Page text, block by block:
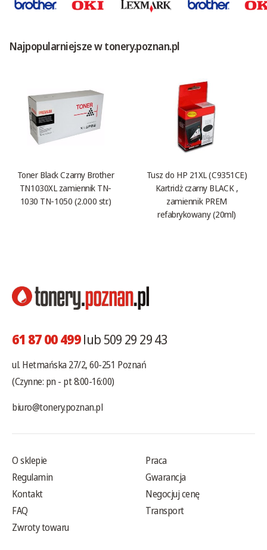
Najpopularniejsze w tonery.poznan.pl
Toner Black Czarny Brother
TN1030XL zamiennik TN-
1030 TN-1050 (2.000 str.)
Tusz do HP 21XL (C9351CE)
Kartridż czarny BLACK ,
zamiennik PREM
refabrykowany (20ml)
61 87 00 499lub 509 29 29 43
ul. Hetmańska 27/2, 60-251 Poznań
(Czynne: pn - pt 8:00-16:00)
biuro@tonery.poznan.pl
O sklepie
Regulamin
Kontakt
FAQ
Zwroty towaru
Praca
Gwarancja
Negocjuj cenę
Transport